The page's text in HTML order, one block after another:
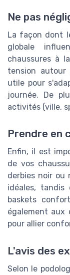
Ne pas
La façon dont
globale
chaussures à
tension
utile pour
journée. De
activités (ville,
Prendre en
Enfin, il est
de vos
derbies noir ou
idéales,
baskets
également aux
pour allier
L'avis des
Selon le